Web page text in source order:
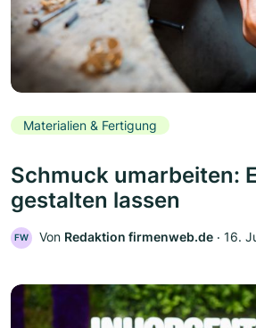
Materialien & Fertigung
Schmuck umarbeiten:
gestalten lassen
FW Von Redaktion firmenweb.de ‧ 16.